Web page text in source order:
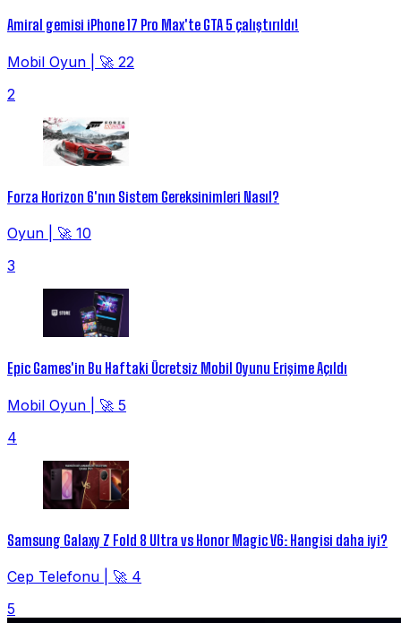
Amiral gemisi iPhone 17 Pro Max'te GTA 5 çalıştırıldı!
Mobil Oyun
🚀 22
2
Forza Horizon 6'nın Sistem Gereksinimleri Nasıl?
Oyun
🚀 10
3
Epic Games'in Bu Haftaki Ücretsiz Mobil Oyunu Erişime Açıldı
Mobil Oyun
🚀 5
4
Samsung Galaxy Z Fold 8 Ultra vs Honor Magic V6: Hangisi daha iyi?
Cep Telefonu
🚀 4
5